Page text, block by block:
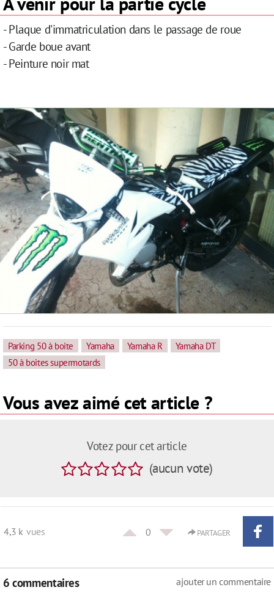
- Plaque d'immatriculation dans le passage de roue
- Garde boue avant
- Peinture noir mat
Parking 50 à boite Yamaha Yamaha R
Yamaha DT
50 à boites supermotards
Vous avez aimé cet article ?
Votez pour cet article
(aucun vote)
4,3 k vues 0 PARTAGER
6 commentaires ajouter un commentaire